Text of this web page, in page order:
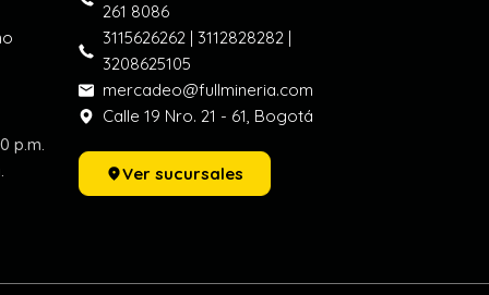
p.m.
261 8086
3115626262 | 3112828282 |
3208625105
mercadeo@fullmineria.com
Calle 19 Nro. 21 - 61, Bogotá
Ver sucursales